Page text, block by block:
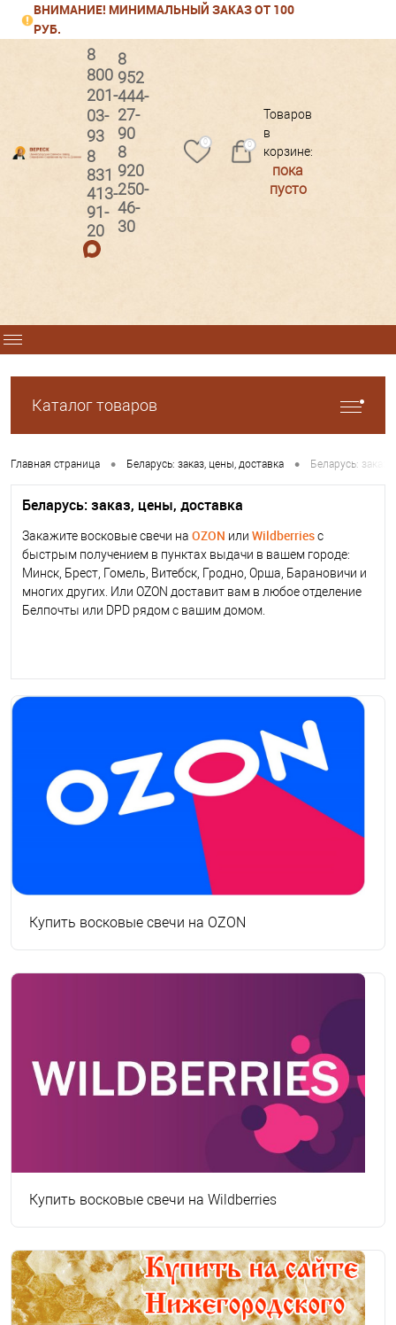
ВНИМАНИЕ! МИНИМАЛЬНЫЙ ЗАКАЗ ОТ 100
РУБ.
Регистрация
8
800
201-
03-
93
8
831
413-
91-
20
8
952
444-
27-
90
8
920
250-
46-
30
0 0
Товаров
в
корзине:
пока
пусто
Каталог товаров
Главная страница • Беларусь: заказ, цены, доставка • Беларусь: заказ,
Беларусь: заказ, цены, доставка
Закажите восковые свечи на OZON или Wildberriesс
быстрым получением в пунктах выдачи в вашем городе:
Минск, Брест, Гомель, Витебск, Гродно, Орша, Барановичи и
многих других. Или OZON доставит вам в любое отделение
Белпочты или DPD рядом с вашим домом.
Купить восковые свечи на OZON
Купить восковые свечи на Wildberries